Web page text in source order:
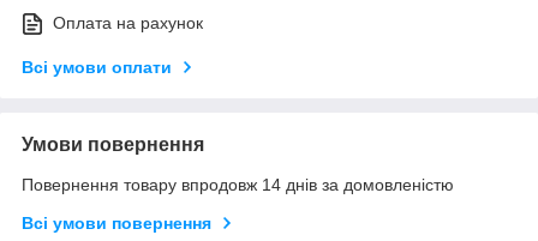
Оплата на рахунок
Всі умови оплати
Умови повернення
Повернення товару впродовж 14 днів за домовленістю
Всі умови повернення